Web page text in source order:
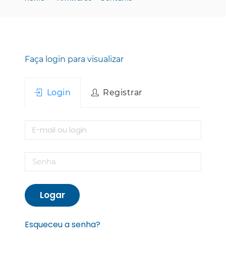
Faça login para visualizar
Login Registrar
Logar
Esqueceu a senha?